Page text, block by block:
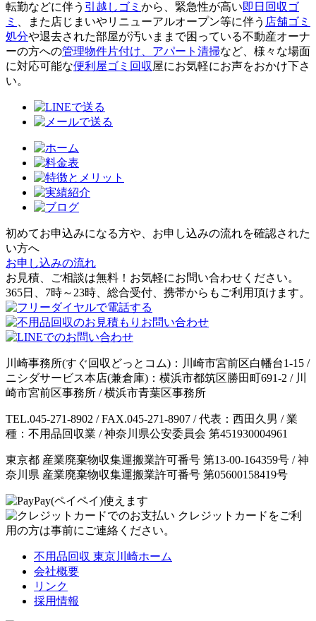
転勤などに伴う 引越しゴミ から、緊急性が高い即日回収ゴ
ミ
、また店じまいやリニューアルオープン等に伴う 店舗ゴミ
処分や退去された部屋が汚いままで困っている不動産オーナ
ーの方への管理物件片付け、アパート清掃など、様々な場面
に対応可能な便利屋ゴミ回収 屋にお気軽にお声をおかけ下さ
い。
初めてお申込みになる方や、お申し込みの流れを確認された
い方へ
お申し込みの流れ
お見積、ご相談は無料！お気軽にお問い合わせください。
365日、7時～23時、総合受付、携帯からもご利用頂けます。
川崎事務所(すぐ回収どっとコム)：川崎市宮前区白幡台1-15 /
ニシダサービス本店(兼倉庫)：横浜市都筑区勝田町691-2 / 川
崎市宮前区事務所 / 横浜市青葉区事務所
TEL.045-271-8902 / FAX.045-271-8907 / 代表：西田久男 / 業
種：不用品回収業 / 神奈川県公安委員会 第451930004961
東京都 産業廃棄物収集運搬業許可番号 第13-00-164359号 / 神
奈川県 産業廃棄物収集運搬業許可番号 第05600158419号
クレジットカードをご利
用の方は事前にご連絡ください。
不用品回収 東京川崎ホーム
会社概要
リンク
採用情報